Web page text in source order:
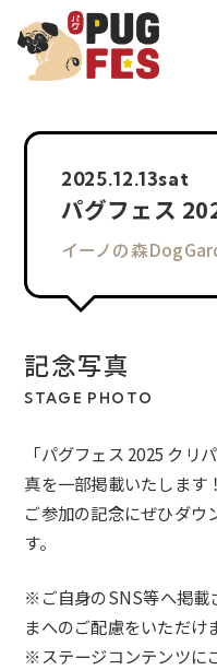
2025.12.13sat
パグフェス
イーノの森
記念写真
STAGE PHOTO
「パグフェス 2025 クリパ
真を一部掲載いたします！
ご参加の記念にぜひダウ
す。
※ご自身のSNS等へ掲載
まへのご配慮をいただけ
※ステージコンテンツに